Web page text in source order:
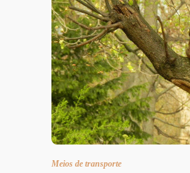
Meios de transporte